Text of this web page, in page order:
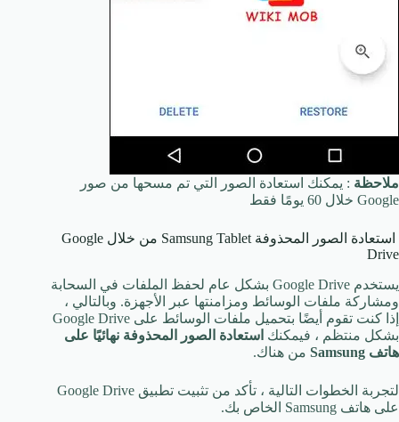
ملاحظة : يمكنك استعادة الصور التي تم مسحها من صور
Google خلال 60 يومًا فقط
استعادة الصور المحذوفة Samsung Tablet من خلال Google
Drive
يستخدم Google Drive بشكل عام لحفظ الملفات في السحابة
ومشاركة ملفات الوسائط ومزامنتها عبر الأجهزة. وبالتالي ،
إذا كنت تقوم أيضًا بتحميل ملفات الوسائط على Google Drive
بشكل منتظم ، فيمكنك استعادة الصور المحذوفة نهائيًا على
هاتف Samsung
من هناك.
لتجربة الخطوات التالية ، تأكد من تثبيت تطبيق Google Drive
على هاتف Samsung الخاص بك.